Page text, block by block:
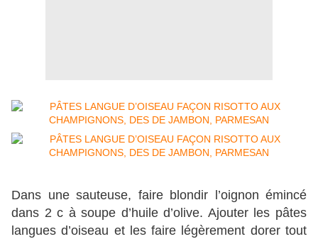
Dans une sauteuse, faire blondir l’oignon émincé
dans 2 c à soupe d’huile d’olive. Ajouter les pâtes
langues d’oiseau et les faire légèrement dorer tout